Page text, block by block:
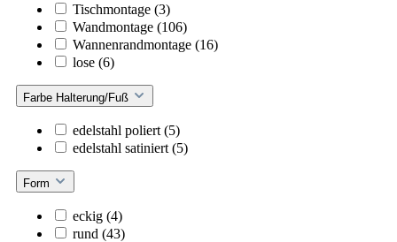
Tischmontage (3)
Wandmontage (106)
Wannenrandmontage (16)
lose (6)
Farbe Halterung/Fuß
edelstahl poliert (5)
edelstahl satiniert (5)
Form
eckig (4)
rund (43)